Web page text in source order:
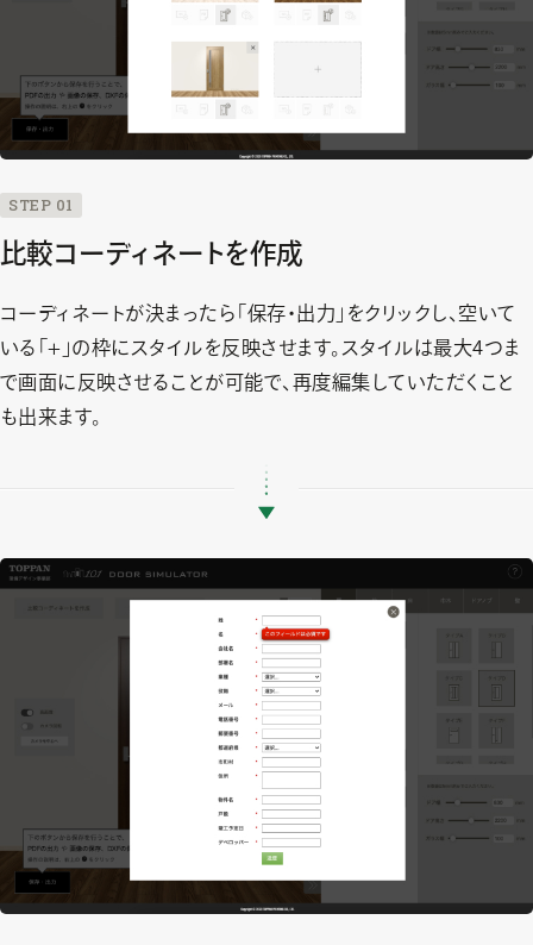
STEP 01
比較コーディネートを作成
コーディネートが決まったら「保存・出力」をクリックし、空いて
いる「+」の枠にスタイルを反映させます。スタイルは最大4つま
で画面に反映させることが可能で、再度編集していただくこと
も出来ます。